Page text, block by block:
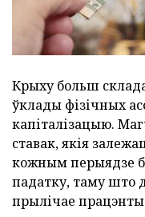
Крыху больш
ўклады фізічных
капіталізацыю.
ставак, якія
кожным перыядзе
падатку, таму што
прылічае